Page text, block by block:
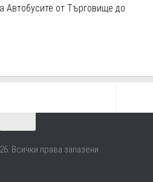
Автобусите от Търговище до
Всички права запазени.